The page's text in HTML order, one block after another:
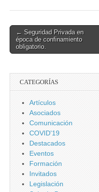
Post
navigation
← Seguridad Privada en
época de confinamiento
obligatorio.
CATEGORÍAS
Artículos
Asociados
Comunicación
COVID'19
Destacados
Eventos
Formación
Invitados
Legislación